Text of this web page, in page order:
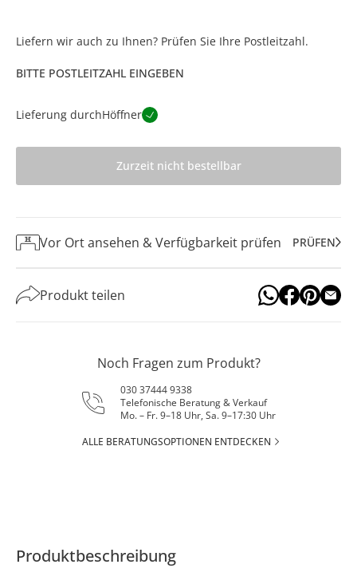
Liefern wir auch zu Ihnen? Prüfen Sie Ihre Postleitzahl.
BITTE POSTLEITZAHL EINGEBEN
Lieferung durchHöffner
Zurzeit nicht bestellbar
Vor Ort ansehen & Verfügbarkeit prüfen PRÜFEN
Produkt teilen
Noch Fragen zum Produkt?
030 37444 9338
Telefonische Beratung & Verkauf
Mo. – Fr. 9–18 Uhr, Sa. 9–17:30 Uhr
ALLE BERATUNGSOPTIONEN ENTDECKEN
Produktbeschreibung